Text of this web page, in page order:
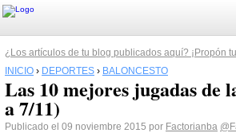
¿Los artículos de tu blog publicados aquí? ¡Propón
INICIO › DEPORTES › BALONCESTO
Las 10 mejores jugadas de
a 7/11)
Publicado el 09 noviembre 2015 por Factorianba